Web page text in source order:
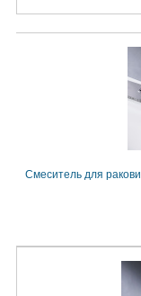
Смеситель для